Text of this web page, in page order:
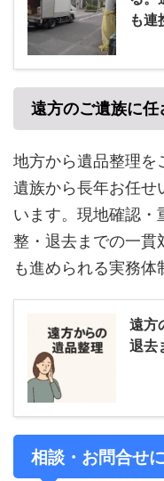
も連
遠方のご遺族に任
地方から遺品整理を
遺族から長年お任せ
います。現地確認・
整・退去までの一貫
も進められる実務体
遠方
退去
相談・お問合せ